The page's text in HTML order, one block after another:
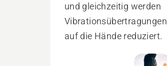
und gleichzeitig werden
Vibrationsübertragungen
auf die Hände reduziert.